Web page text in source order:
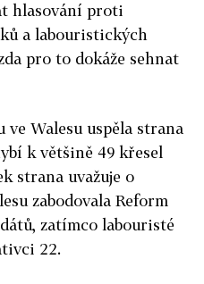
hlasování proti
a labouristických
pro to dokáže sehnat
ve Walesu uspěla strana
k většině 49 křesel
strana uvažuje o
zabodovala Reform
zatímco labouristé
22.